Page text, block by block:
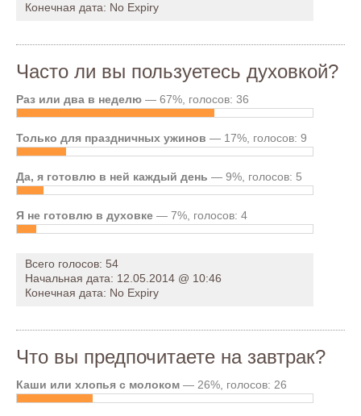
Конечная дата: No Expiry
Часто ли вы пользуетесь духовкой?
Раз или два в неделю — 67%, голосов: 36
Только для праздничных ужинов — 17%, голосов: 9
Да, я готовлю в ней каждый день — 9%, голосов: 5
Я не готовлю в духовке — 7%, голосов: 4
Всего голосов: 54
Начальная дата: 12.05.2014 @ 10:46
Конечная дата: No Expiry
Что вы предпочитаете на завтрак?
Каши или хлопья с молоком — 26%, голосов: 26